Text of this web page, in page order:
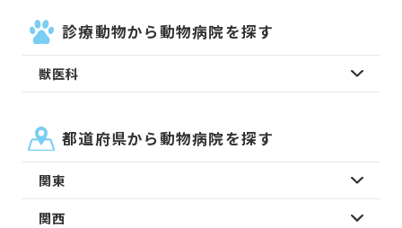
診療動物から動物病院を探す
獣医科
都道府県から動物病院を探す
関東
関西